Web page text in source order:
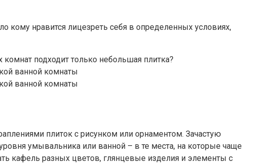
кому нравится лицезреть себя в определенных условиях,
плиток с рисунком или орнаментом. Зачастую
умывальника или ванной – в те места, на которые чаще
кафель разных цветов, глянцевые изделия и элементы с